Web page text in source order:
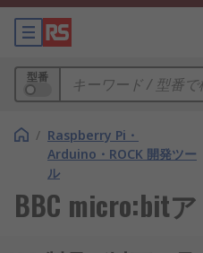
型番
/ Raspberry Pi・
Arduino・ROCK 開発ツー
ル
BBC micro:bit